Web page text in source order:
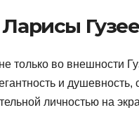
только во внешности
и душевность,
личностью на